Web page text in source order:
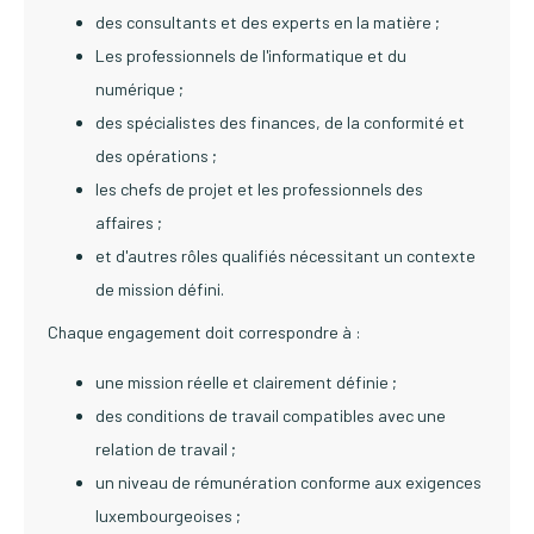
des consultants et des experts en la matière ;
Les professionnels de l'informatique et du
numérique ;
des spécialistes des finances, de la conformité et
des opérations ;
les chefs de projet et les professionnels des
affaires ;
et d'autres rôles qualifiés nécessitant un contexte
de mission défini.
Chaque engagement doit correspondre à :
une mission réelle et clairement définie ;
des conditions de travail compatibles avec une
relation de travail ;
un niveau de rémunération conforme aux exigences
luxembourgeoises ;